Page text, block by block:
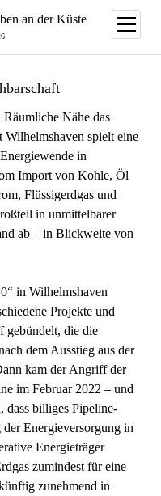
Menü
öffnen
Nähe das
spielt eine
in
Import von Kohle, Öl
Flüssigerdgas und
in unmittelbarer
ab – in Blickweite von
in Wilhelmshaven
Projekte und
gebündelt, die die
dem Ausstieg aus der
kam der Angriff der
im Februar 2022 – und
dass billiges Pipeline-
Energieversorgung in
Energieträger
zumindest für eine
zunehmend in